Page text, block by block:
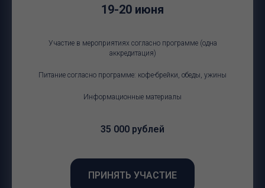
19-20 июня
Участие в мероприятиях согласно программе (одна
аккредитация)
Питание согласно программе: кофе-брейки, обеды, ужины
Информационные материалы
35 000 рублей
ПРИНЯТЬ УЧАСТИЕ